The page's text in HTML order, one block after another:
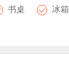
书桌 冰箱